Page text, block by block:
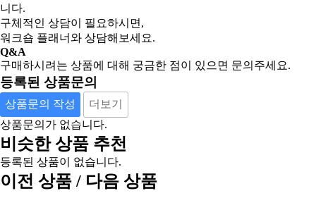
니다.
구체적인 상담이 필요하시면,
워크숍 플래너와 상담해보세요.
Q&A
구매하시려는 상품에 대해 궁금한 점이 있으면 문의주세요.
등록된 상품문의
상품문의 작성
더보기
상품문의가 없습니다.
비슷한 상품 추천
등록된 상품이 없습니다.
이전 상품 / 다음 상품